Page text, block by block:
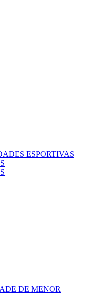
ESPORTIVAS
DE MENOR